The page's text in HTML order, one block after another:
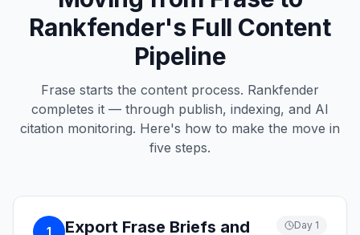
Rankfender's Full Content
Pipeline
Frase starts the content process. Rankfender
completes it — through publish, indexing, and AI
citation monitoring. Here's how to make the move in
five steps.
1
Export Frase Briefs and
Day 1